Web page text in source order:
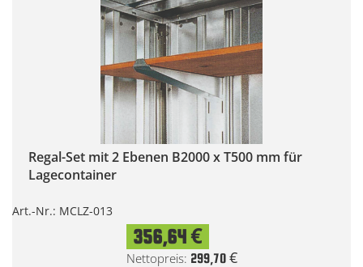
Regal-Set mit 2 Ebenen B2000 x T500 mm für
Lagecontainer
Art.-Nr.: MCLZ-013
356,64 €
299,70 €